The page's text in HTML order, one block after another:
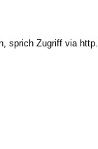
sprich Zugriff via http.